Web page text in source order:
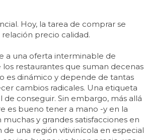
Hoy, la tarea de comprar se
precio calidad.
a una oferta interminable de
restaurantes que suman decenas
es dinámico y depende de tantas
cambios radicales. Una etiqueta
conseguir. Sin embargo, más allá
es bueno tener a mano -y en la
y grandes satisfacciones en
una región vitivinícola en especial